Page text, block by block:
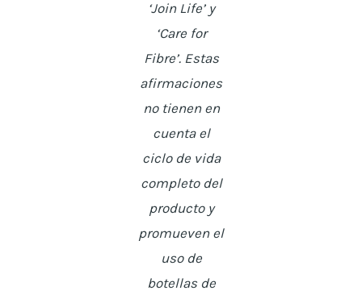
‘Join Life’ y
‘Care for
Fibre’. Estas
afirmaciones
no tienen en
cuenta el
ciclo de vida
completo del
producto y
promueven el
uso de
botellas de